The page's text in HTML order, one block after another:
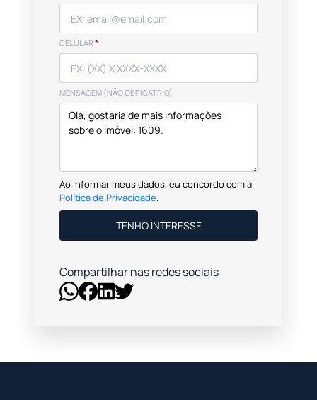
CELULAR *
MENSAGEM (NÃO OBRIGATRIO)
Ao informar meus dados, eu concordo com a
Política de Privacidade.
TENHO INTERESSE
Compartilhar nas redes sociais